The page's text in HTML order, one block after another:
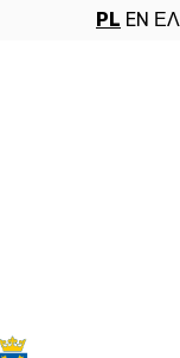
PL EN ΕΛ